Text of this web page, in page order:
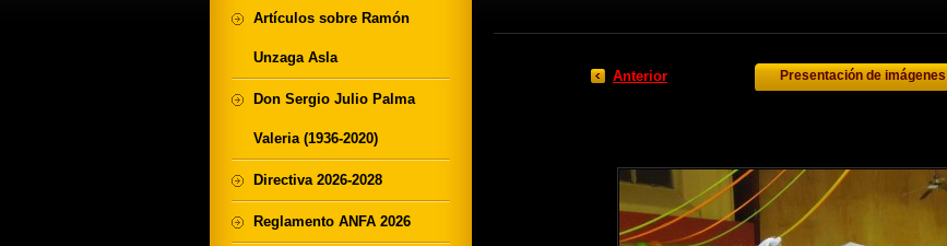
Anterior Presentación de imágenes
Artículos sobre Ramón
Unzaga Asla
Don Sergio Julio Palma
Valeria (1936-2020)
Directiva 2026-2028
Reglamento ANFA 2026